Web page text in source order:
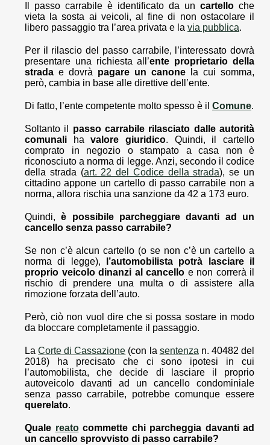
Il passo carrabile è identificato da un cartello che
vieta la sosta ai veicoli, al fine di non ostacolare il
libero passaggio tra l’area privata e la via pubblica.
Per il rilascio del passo carrabile, l’interessato dovrà
presentare una richiesta all’ente proprietario della
strada e dovrà pagare un canone la cui somma,
però, cambia in base alle direttive dell’ente.
Di fatto, l’ente competente molto spesso è il Comune.
Soltanto il passo carrabile rilasciato dalle autorità
comunali havalore giuridico. Quindi, il cartello
comprato in negozio o stampato a casa non è
riconosciuto a norma di legge. Anzi, secondo il codice
della strada (art. 22 del Codice della strada), se un
cittadino appone un cartello di passo carrabile non a
norma, allora rischia una sanzione da 42 a 173 euro.
Quindi,è possibile parcheggiare davanti ad un
cancello senza passo carrabile?
Se non c’è alcun cartello (o se non c’è un cartello a
norma di legge),
l’automobilista potrà lasciare il
proprio veicolo dinanzi al cancello e non correrà il
rischio di prendere una multa o di assistere alla
rimozione forzata dell’auto.
Però, ciò non vuol dire che si possa sostare in modo
da bloccare completamente il passaggio.
LaCorte di Cassazione (con la sentenza n. 40482 del
2018) ha precisato che ci sono ipotesi in cui
l’automobilista, che decide di lasciare il proprio
autoveicolo davanti ad un cancello condominiale
senza passo carrabile, potrebbe comunque essere
querelato.
Quale reatocommette chi parcheggia davanti ad
un cancello sprovvisto di passo carrabile?